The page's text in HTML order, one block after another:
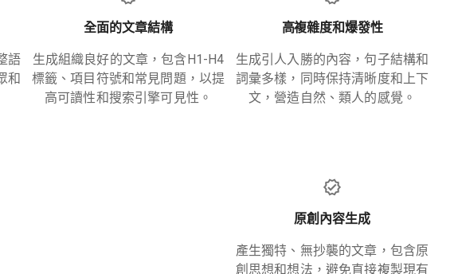
語
和
全面的文章結構
生成組織良好的文章，包含H1-H4
標籤、項目符號和常見問題，以提
高可讀性和搜索引擎可見性。
高複雜度和爆發性
生成引人入勝的內容，句子結構和
詞彙多樣，同時保持清晰度和上下
文，營造自然、類人的感覺。
原創內容生成
產生獨特、無抄襲的文章，包含原
創思想和想法，避免直接複製現有